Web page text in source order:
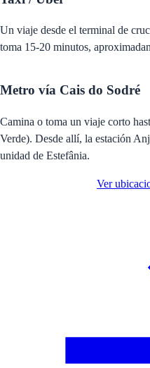
Un viaje desde el terminal de
toma 15-20 minutos,
Metro vía Cais do Sodré
Camina o toma un viaje corto
Verde). Desde allí, la estación
unidad de Estefânia.
Ver